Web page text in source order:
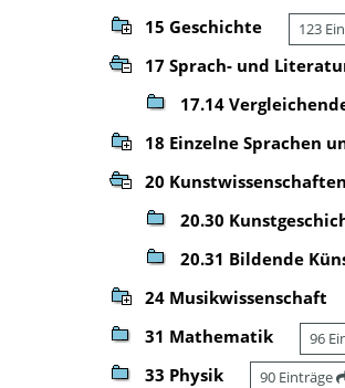
15 Geschichte 123
17 Sprach- und
17.14
18 Einzelne Sprachen
20 Kunstwissenschaften
20.30
20.31 Bildende
24 Musikwissenschaft
31 Mathematik 96
33 Physik 90 Einträge